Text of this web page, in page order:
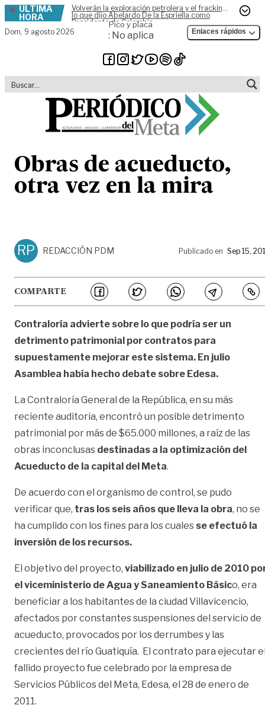
Skip to content
ÚLTIMA
HORA
Volverán la exploración petrolera y el fracking,
lo que dijo Abelardo De la Espriella como
Presidente de Colombia
Dom, 9 agosto 2026
Pico y placa
: No aplica Enlaces rápidos
Obras de acueducto,
otra vez en la mira
RP REDACCIÓN PDM Publicado en Sep 15,
COMPARTE
Contraloría advierte sobre lo que podría ser un
detrimento patrimonial por contratos para
supuestamente mejorar este sistema. En julio
Asamblea había hecho debate sobre Edesa.
La Contraloría General de la República, en su más
reciente auditoria, encontró un posible detrimento
patrimonial por más de $65.000 millones, a raíz de las
obras inconclusas destinadas a la optimización del
Acueducto de la capital del Meta.
De acuerdo con el organismo de control, se pudo
verificar que, tras los seis años que lleva la obra, no se
ha cumplido con los fines para los cuales se efectuó la
inversión de los recursos.
El objetivo del proyecto, viabilizado en julio de 2010
el viceministerio de Agua y Saneamiento Básico, era
beneficiar a los habitantes de la ciudad Villavicencio,
afectados por constantes suspensiones del servicio de
acueducto, provocados por los derrumbes y las
crecientes del río Guatiquía. El contrato para ejecutar
fallido proyecto fue celebrado por la empresa de
Servicios Públicos del Meta, Edesa, el 28 de enero de
2011.